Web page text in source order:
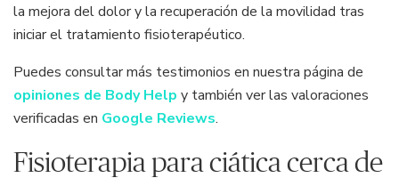
la mejora del dolor y la recuperación de la movilidad tras
iniciar el tratamiento fisioterapéutico.
Puedes consultar más testimonios en nuestra página de
opiniones de Body Help y también ver las valoraciones
verificadas en Google Reviews.
Fisioterapia para ciática cerca de